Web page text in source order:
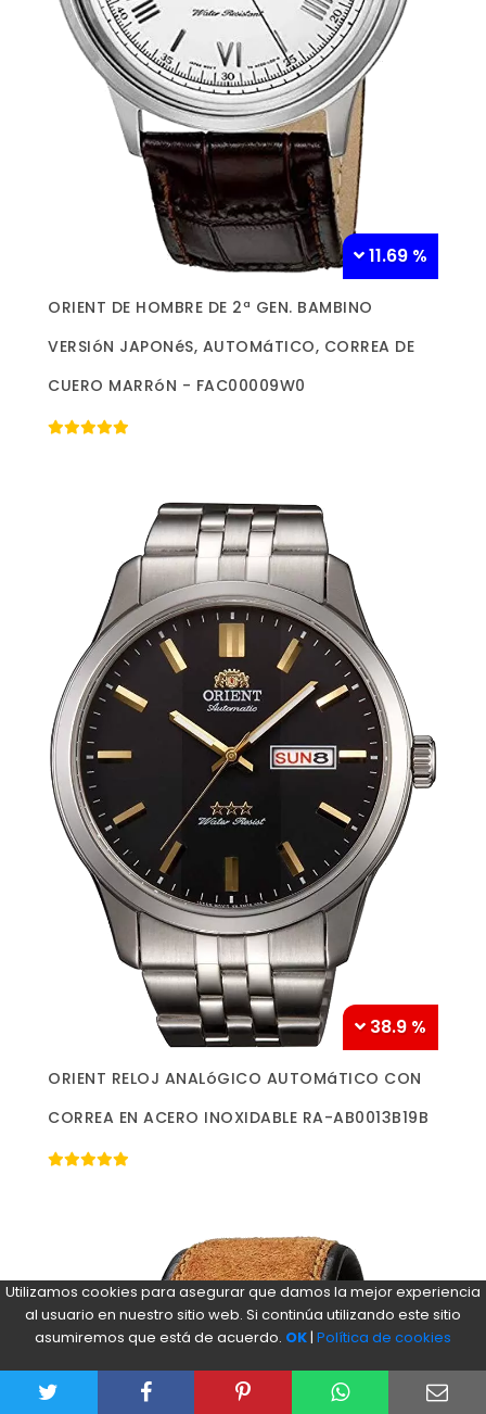
11.69 %
Más información »
ORIENT DE HOMBRE DE 2ª GEN. BAMBINO
VERSIóN JAPONéS, AUTOMáTICO, CORREA DE
CUERO MARRóN - FAC00009W0
38.9 %
Más información »
ORIENT RELOJ ANALóGICO AUTOMáTICO CON
CORREA EN ACERO INOXIDABLE RA-AB0013B19B
Utilizamos cookies para asegurar que damos la mejor experiencia
al usuario en nuestro sitio web. Si continúa utilizando este sitio
asumiremos que está de acuerdo. OK| Política de cookies